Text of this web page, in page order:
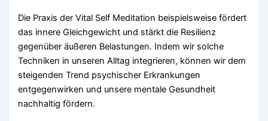
Die Praxis der Vital Self Meditation beispielsweise fördert
das innere Gleichgewicht und stärkt die Resilienz
gegenüber äußeren Belastungen. Indem wir solche
Techniken in unseren Alltag integrieren, können wir dem
steigenden Trend psychischer Erkrankungen
entgegenwirken und unsere mentale Gesundheit
nachhaltig fördern.